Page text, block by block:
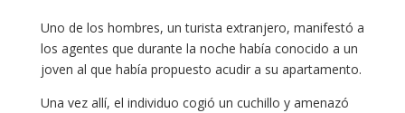
Uno de los hombres, un turista extranjero, manifestó a
los agentes que durante la noche había conocido a un
joven al que había propuesto acudir a su apartamento.
Una vez allí, el individuo cogió un cuchillo y amenazó